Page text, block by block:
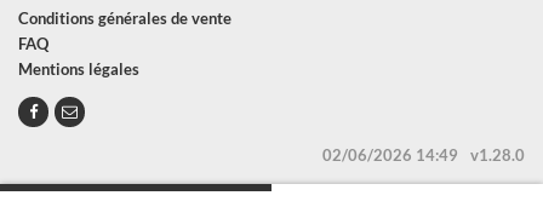
Conditions générales de vente
FAQ
Mentions légales
02/06/2026 14:49 v1.28.0